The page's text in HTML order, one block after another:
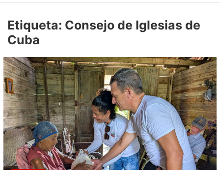
Etiqueta: Consejo de Iglesias de
Cuba